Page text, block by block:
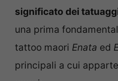
significato dei
una prima
tattoo maori Enata ed
principali a cui